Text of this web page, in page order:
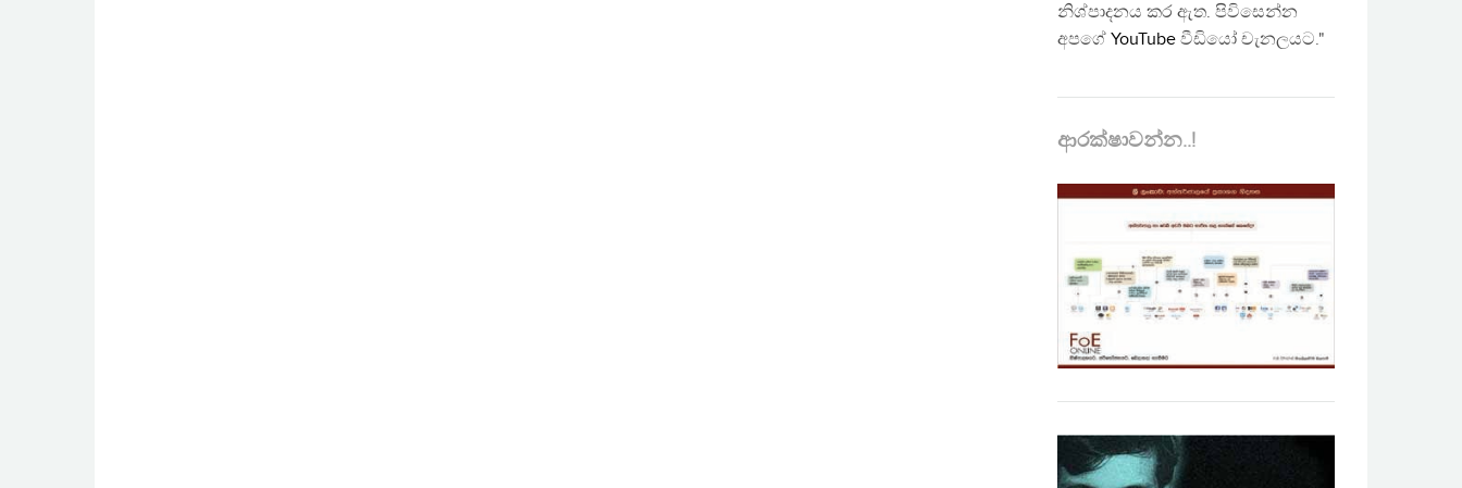
නිශ්පාදනය කර ඇත. පිවිසෙන්න
අපගේ YouTube වීඩියෝ චැනලයට."
ආරක්ෂාවන්න..!